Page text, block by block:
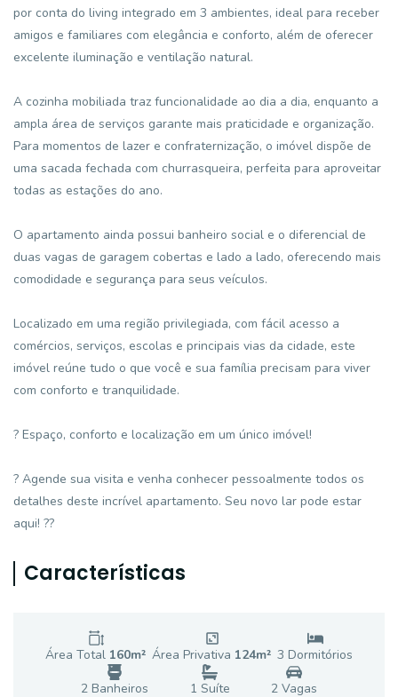
por conta do living integrado em 3 ambientes, ideal para receber
amigos e familiares com elegância e conforto, além de oferecer
excelente iluminação e ventilação natural.
A cozinha mobiliada traz funcionalidade ao dia a dia, enquanto a
ampla área de serviços garante mais praticidade e organização.
Para momentos de lazer e confraternização, o imóvel dispõe de
uma sacada fechada com churrasqueira, perfeita para aproveitar
todas as estações do ano.
O apartamento ainda possui banheiro social e o diferencial de
duas vagas de garagem cobertas e lado a lado, oferecendo mais
comodidade e segurança para seus veículos.
Localizado em uma região privilegiada, com fácil acesso a
comércios, serviços, escolas e principais vias da cidade, este
imóvel reúne tudo o que você e sua família precisam para viver
com conforto e tranquilidade.
? Espaço, conforto e localização em um único imóvel!
? Agende sua visita e venha conhecer pessoalmente todos os
detalhes deste incrível apartamento. Seu novo lar pode estar
aqui! ??
Características
Área Total 160m² Área Privativa 124m² 3 Dormitórios
2 Banheiros 1 Suíte 2Vagas